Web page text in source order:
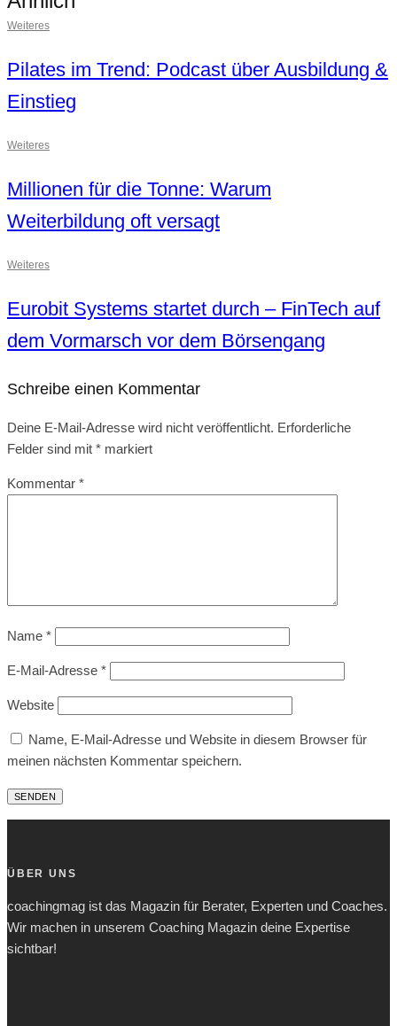
Weiteres
Pilates im Trend: Podcast über Ausbildung &
Einstieg
Weiteres
Millionen für die Tonne: Warum
Weiterbildung oft versagt
Weiteres
Eurobit Systems startet durch – FinTech auf
dem Vormarsch vor dem Börsengang
Schreibe einen Kommentar
Deine E-Mail-Adresse wird nicht veröffentlicht. Erforderliche
Felder sind mit * markiert
Kommentar *
Name *
E-Mail-Adresse *
Website
Name, E-Mail-Adresse und Website in diesem Browser für
meinen nächsten Kommentar speichern.
ÜBER UNS
coachingmag ist das Magazin für Berater, Experten und Coaches.
Wir machen in unserem Coaching Magazin deine Expertise
sichtbar!